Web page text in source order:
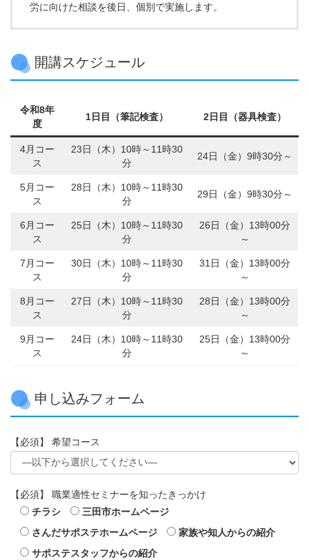
労に向けた相談を後日、個別で実施します。
開講スケジュール
令和8年
度
1日目（筆記検査） 2日目（器具検査）
4月コー
ス
23日（木）10時～11時30
分
24日（金）9時30分～
5月コー
ス
28日（木）10時～11時30
分
29日（金）9時30分～
6月コー
ス
25日（木）10時～11時30
分
26日（金）13時00分
～
7月コー
ス
30日（木）10時～11時30
分
31日（金）13時00分
～
8月コー
ス
27日（木）10時～11時30
分
28日（金）13時00分
～
9月コー
ス
24日（木）10時～11時30
分
25日（金）13時00分
～
申し込みフォーム
【必須】 希望コース
【必須】
職業適性セミナーを知ったきっかけ
チラシ
三田市ホームページ
さんだサポステホームページ
家族や知人からの紹介
サポステスタッフからの紹介